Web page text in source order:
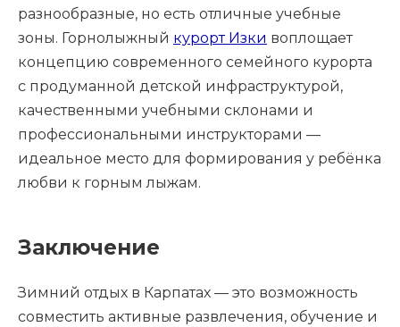
разнообразные, но есть отличные учебные
зоны. Горнолыжный курорт Изки воплощает
концепцию современного семейного курорта
с продуманной детской инфраструктурой,
качественными учебными склонами и
профессиональными инструкторами —
идеальное место для формирования у ребёнка
любви к горным лыжам.
Заключение
Зимний отдых в Карпатах — это возможность
совместить активные развлечения, обучение и